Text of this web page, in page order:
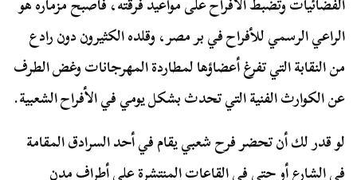
الراعي الرسمي للأفراح في بر مصر، وقلده الكثيرون دون رادع
من النقابة التي تفرغ أعضاؤها لمطاردة المهرجانات وغض الطرف
عن الكوارث الفنية التي تحدث بشكل يومي في الأفراح الشعبية.
لو قدر لك أن تحضر فرح شعبي يقام في أحد السرادق المقامة
في الشارع أو حتى في القاعات المنتشرة على أطراف مدن